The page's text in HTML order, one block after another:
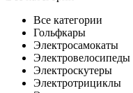
Все категории
Гольфкары
Электросамокаты
Электровелосипеды
Электроскутеры
Электротрициклы